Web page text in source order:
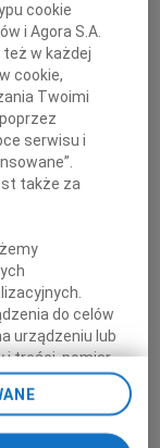
oraz
składa
Polska
cookie
i Agora S.A.
w każdej
cookie,
Twoimi
serwisu i
także za
do celów
urządzeniu lub
i treści, pomiar
usług.